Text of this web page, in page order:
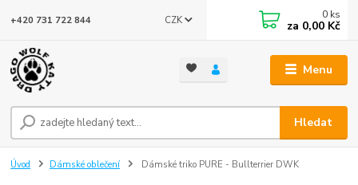
Menu
CZK
Hledat
+420 731 722 844 0 ks
za 0,00 Kč
Úvod Dámské oblečení Dámské triko PURE - Bullterrier DWK